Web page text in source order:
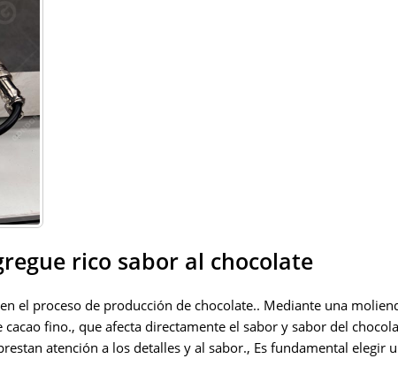
rico sabor al chocolate
el proceso de producción de chocolate.. Mediante una
fino., que afecta directamente el sabor y sabor del
atención a los detalles y al sabor., Es fundamental elegir